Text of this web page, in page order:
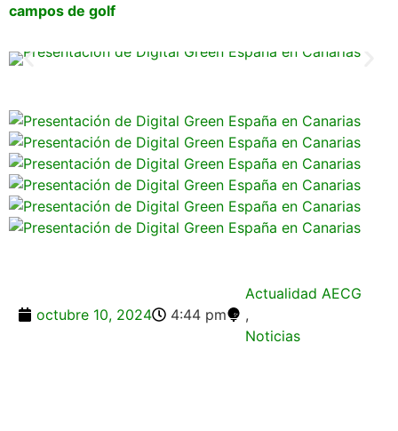
campos de golf
octubre 10, 2024 4:44 pm
Actualidad AECG
,
Noticias